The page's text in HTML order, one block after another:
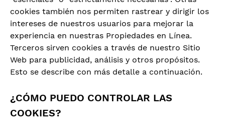
cookies también nos permiten rastrear y dirigir los
intereses de nuestros usuarios para mejorar la
experiencia en nuestras Propiedades en Línea.
Terceros sirven cookies a través de nuestro Sitio
Web para publicidad, análisis y otros propósitos.
Esto se describe con más detalle a continuación.
¿CÓMO PUEDO CONTROLAR LAS
COOKIES?